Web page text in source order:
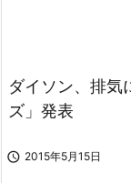
ダイソン、排気
ズ」発表
 2015年5月15日